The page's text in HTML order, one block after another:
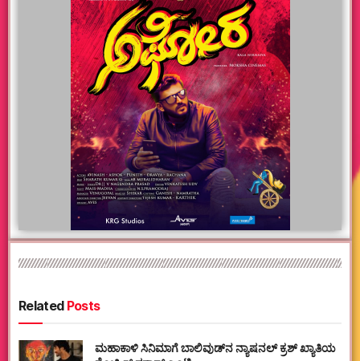
RelatedPosts
ಮಹಾಕಾಳಿ ಸಿನಿಮಾಗೆ ಬಾಲಿವುಡ್‌ನ ನ್ಯಾಷನಲ್ ಕ್ರಶ್ ಖ್ಯಾತಿಯ